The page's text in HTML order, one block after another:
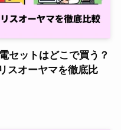
セットはどこで買う？
スオーヤマを徹底比